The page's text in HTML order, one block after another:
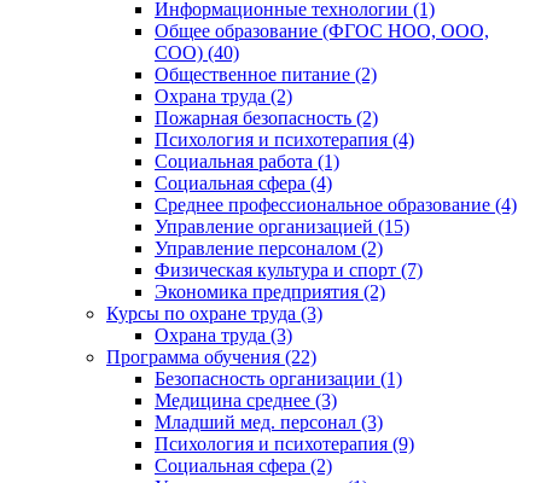
Информационные технологии (1)
Общее образование (ФГОС НОО, ООО,
СОО) (40)
Общественное питание (2)
Охрана труда (2)
Пожарная безопасность (2)
Психология и психотерапия (4)
Социальная работа (1)
Социальная сфера (4)
Среднее профессиональное образование (4)
Управление организацией (15)
Управление персоналом (2)
Физическая культура и спорт (7)
Экономика предприятия (2)
Курсы по охране труда (3)
Охрана труда (3)
Программа обучения (22)
Безопасность организации (1)
Медицина среднее (3)
Младший мед. персонал (3)
Психология и психотерапия (9)
Социальная сфера (2)